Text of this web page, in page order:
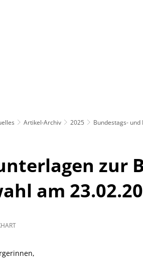
Artikel-Archiv 2025 Bundestags-
zur
am